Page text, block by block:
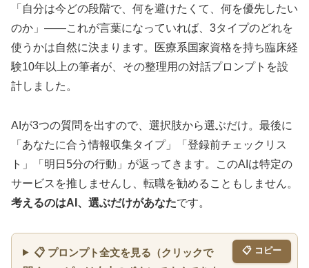
「自分は今どの段階で、何を避けたくて、何を優先したい
のか」——これが言葉になっていれば、3タイプのどれを
使うかは自然に決まります。医療系国家資格を持ち臨床経
験10年以上の筆者が、その整理用の対話プロンプトを設
計しました。
AIが3つの質問を出すので、選択肢から選ぶだけ。最後に
「あなたに合う情報収集タイプ」「登録前チェックリス
ト」「明日5分の行動」が返ってきます。このAIは特定の
サービスを推しませんし、転職を勧めることもしません。
考えるのはAI、選ぶだけがあなたです。
📋 プロンプト全文を見る（クリックで
📋 コピー